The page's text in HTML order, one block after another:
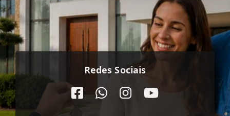
Redes Sociais